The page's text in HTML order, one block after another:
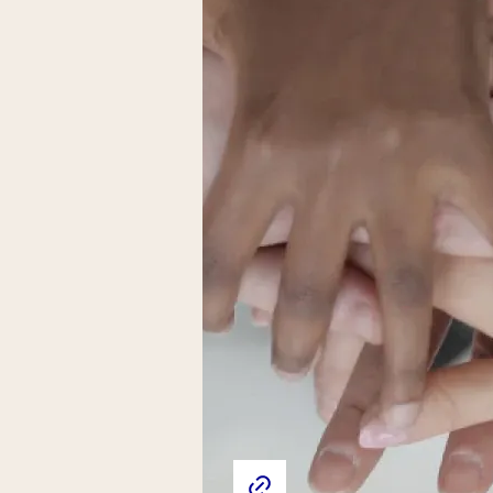
d’aide à la santé
professionnelle qui
à 25 ans.
Liens externes de l'association